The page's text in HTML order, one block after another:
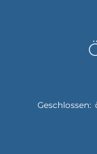
Klicken, um
Geschlossen: